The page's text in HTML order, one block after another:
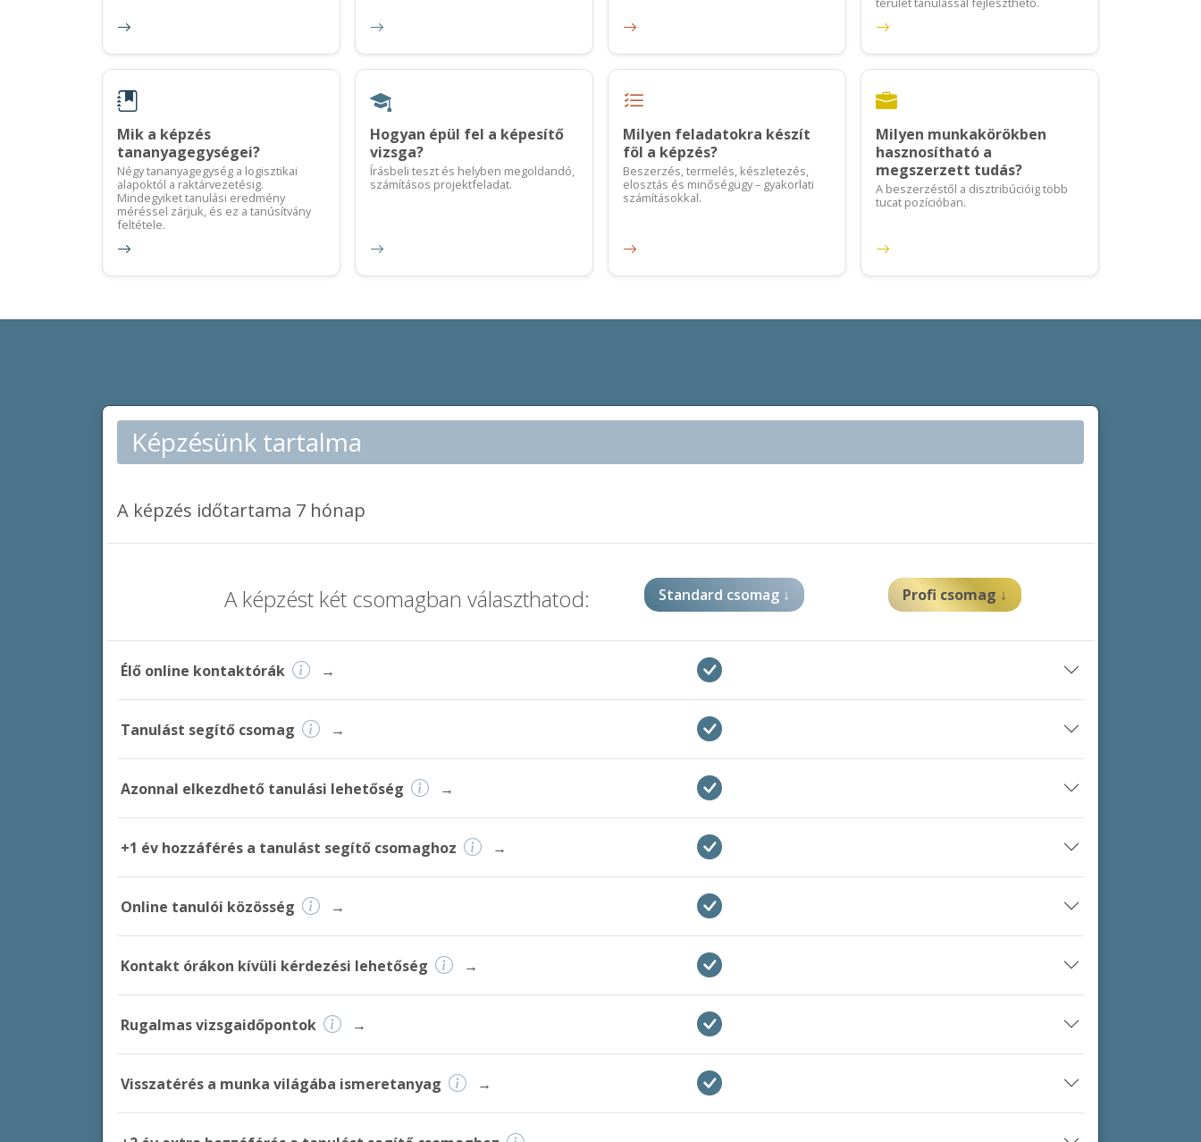
Mik a képzés
tananyagegységei?
Négy tananyagegység a logisztikai
alapoktól a raktárvezetésig.
Mindegyiket tanulási eredmény
méréssel zárjuk, és ez a tanúsítvány
feltétele.
Hogyan épül fel a képesítő
vizsga?
Írásbeli teszt és helyben megoldandó,
számításos projektfeladat.
Milyen feladatokra készít
föl a képzés?
Beszerzés, termelés, készletezés,
elosztás és minőségügy – gyakorlati
számításokkal.
Milyen munkakörökben
hasznosítható a
megszerzett tudás?
A beszerzéstől a disztribúcióig több
tucat pozícióban.
Képzésünk tartalma
A képzés időtartama 7 hónap
A képzést két csomagban választhatod: Standard csomag↓ Profi csomag ↓
Élő online kontaktórák →
Tanulást segítő csomag →
Azonnal elkezdhető tanulási lehetőség →
+1 év hozzáférés a tanulást segítő csomaghoz →
Online tanulói közösség →
Kontakt órákon kívüli kérdezési lehetőség →
Rugalmas vizsgaidőpontok →
Visszatérés a munka világába ismeretanyag →